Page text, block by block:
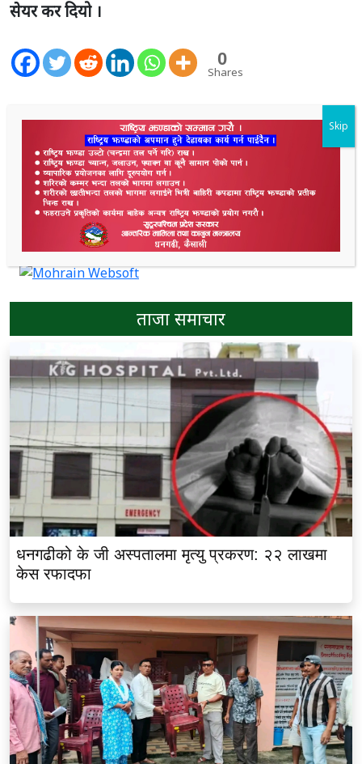
सेयर कर दियो ।
0
Shares
ताजा समाचार
धनगढीको के जी अस्पतालमा मृत्यु प्रकरण: २२ लाखमा
केस रफादफा
Skip